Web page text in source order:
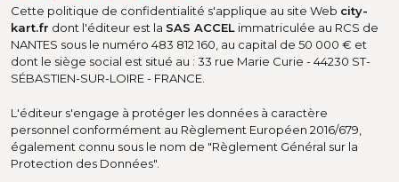
Cette politique de confidentialité s'applique au site Web city-
kart.fr dont l'éditeur est la SAS ACCEL immatriculée au RCS de
NANTES sous le numéro 483 812 160, au capital de 50 000 € et
dont le siège social est situé au : 33 rue Marie Curie - 44230 ST-
SÉBASTIEN-SUR-LOIRE - FRANCE.
L'éditeur s'engage à protéger les données à caractère
personnel conformément au Règlement Européen 2016/679,
également connu sous le nom de "Règlement Général sur la
Protection des Données".